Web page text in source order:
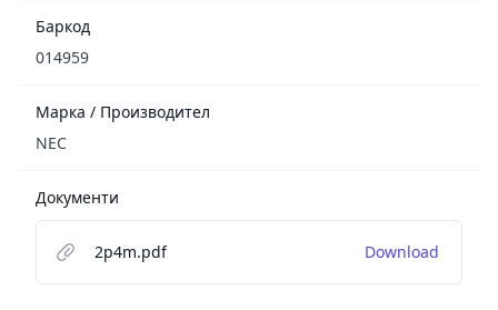
Баркод
014959
Марка / Производител
NEC
Документи
2p4m.pdf Download